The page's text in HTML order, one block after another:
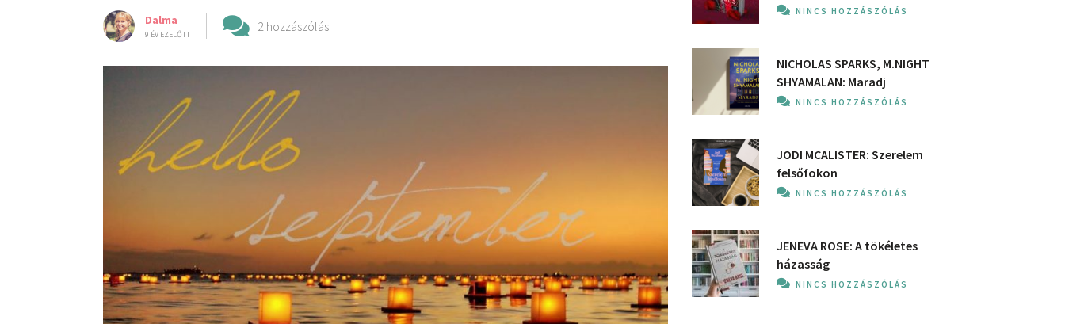
Dalma
9 ÉV EZELŐTT
2 hozzászólás
NINCS HOZZÁSZÓLÁS
NICHOLAS SPARKS, M.NIGHT
SHYAMALAN: Maradj
NINCS HOZZÁSZÓLÁS
JODI MCALISTER: Szerelem
felsőfokon
NINCS HOZZÁSZÓLÁS
JENEVA ROSE: A ​tökéletes
házasság
NINCS HOZZÁSZÓLÁS